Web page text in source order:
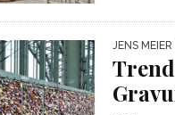
JENS MEIER